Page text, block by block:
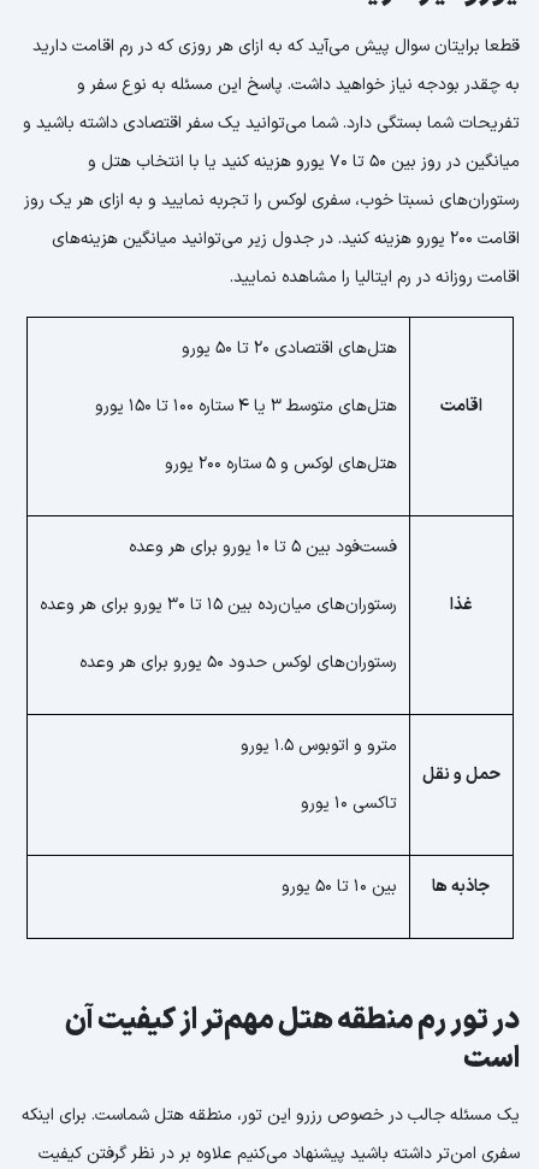
قطعا برایتان سوال پیش می‌آید که به ازای هر روزی که در رم اقامت دارید
به چقدر بودجه نیاز خواهید داشت. پاسخ این مسئله به نوع سفر و
تفریحات شما بستگی دارد. شما می‌توانید یک سفر اقتصادی داشته باشید و
میانگین در روز بین 50 تا 70 یورو هزینه کنید یا با انتخاب هتل و
رستوران‌های نسبتا خوب، سفری لوکس را تجربه نمایید و به ازای هر یک روز
اقامت 200 یورو هزینه کنید. در جدول زیر می‌توانید میانگین هزینه‌های
اقامت روزانه در رم ایتالیا را مشاهده نمایید.
اقامت
هتل‌های اقتصادی 20 تا 50 یورو
هتل‌های متوسط 3 یا 4 ستاره 100 تا 150 یورو
هتل‌های لوکس و 5 ستاره 200 یورو
غذا
فست‌فود بین 5 تا 10 یورو برای هر وعده
رستوران‌های میان‌رده بین 15 تا 30 یورو برای هر وعده
رستوران‌های لوکس حدود 50 یورو برای هر وعده
حمل و نقل
مترو و اتوبوس 1.5 یورو
تاکسی 10 یورو
جاذبه ها بین 10 تا 50 یورو
در تور رم منطقه هتل مهم‌تر از کیفیت آن
است
یک مسئله جالب در خصوص رزرو این تور، منطقه هتل شماست. برای اینکه
سفری امن‌تر داشته باشید پیشنهاد می‌کنیم علاوه بر در نظر گرفتن کیفیت